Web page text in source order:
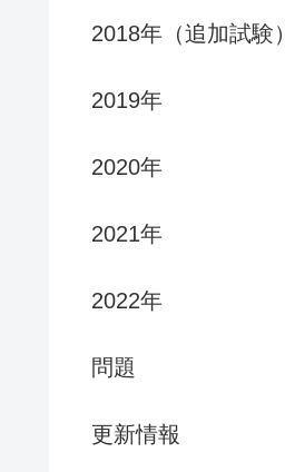
2018年（追加試験）
2019年
2020年
2021年
2022年
問題
更新情報